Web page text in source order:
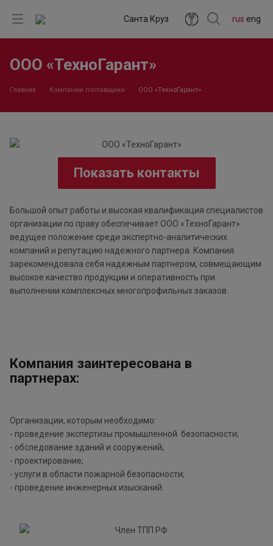
rus eng
Санта Круз
ООО «ТехноГарант»
Главная Компании поставщики ООО «ТехноГарант»
Показать контакты
Большой опыт работы и высокая квалификация специалистов
организации по праву обеспечивает ООО «ТехноГарант»
ведущее положение среди экспертно-аналитических
компаний и репутацию надежного партнера. Компания
зарекомендовала себя надежным партнером, совмещающим
высокое качество продукции и оперативность при
выполнении комплексных многопрофильных заказов.
Компания заинтересована в
партнерах:
Организации, которым необходимо:
- проведение экспертизы промышленной безопасности;
- обследование зданий и сооружений;
- проектирование;
- услуги в области пожарной безопасности;
- проведение инженерных изысканий.